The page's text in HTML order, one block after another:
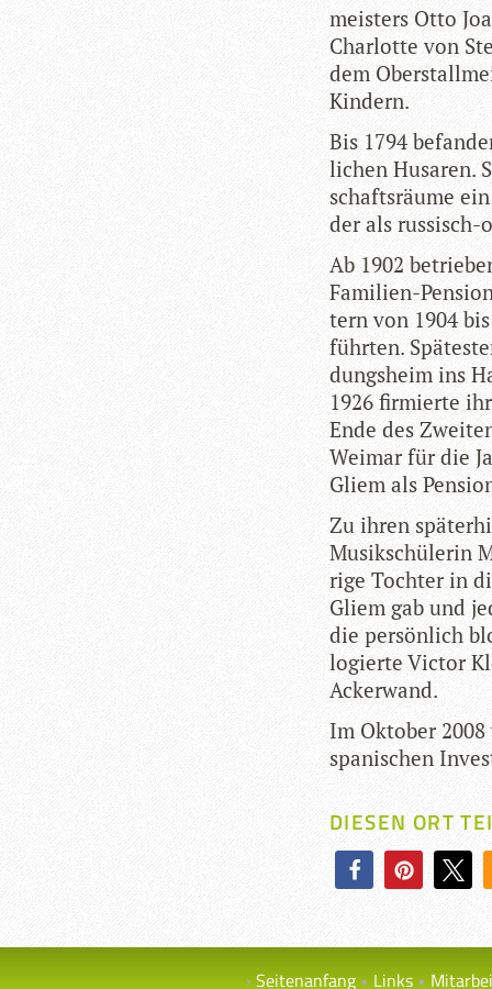
meis­ters Otto
Char­lotte von
dem
Kindern.
Bis 1794
li­chen Husa­ren.
schafts­räume
der als
Ab 1902
Fami­lien-
tern von 1904
führ­ten.
dungs­heim ins
1926 fir­mierte
Ende des
Wei­mar für die
Gliem als
Zu ihren
Musik­schü­le­rin
rige Toch­ter in
Gliem gab und
die per­sön­lich
logierte Vic­tor
Ackerwand.
Im Okto­ber
spa­ni­schen
DIESEN ORT
Seitenanfang Links